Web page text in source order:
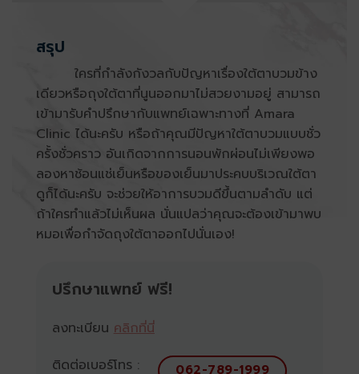
สรุป
ใครที่กำลังกังวลกับปัญหาเรื่องใต้ตาบวมข้าง
เดียวหรือถุงใต้ตาที่นูนออกมาไม่สวยงามอยู่ สามารถ
เข้ามารับคำปรึกษากับแพทย์เฉพาะทางที่ Amara
Clinic ได้นะครับ หรือถ้าคุณมีปัญหาใต้ตาบวมแบบชั่ว
ครั้งชั่วคราว อันเกิดจากการนอนพักผ่อนไม่เพียงพอ
ลองหาช้อนแช่เย็นหรือของเย็นมาประคบบริเวณใต้ตา
ดูก็ได้นะครับ จะช่วยให้อาการบวมดีขึ้นตามลำดับ แต่
ถ้าใครทำแล้วไม่เห็นผล นั่นแปลว่าคุณจะต้องเข้ามาพบ
หมอเพื่อกำจัดถุงใต้ตาออกไปนั่นเอง!
ปรึกษาแพทย์ ฟรี!
ลงทะเบียน คลิกที่นี่
ติดต่อเบอร์โทร :
062-789-1999